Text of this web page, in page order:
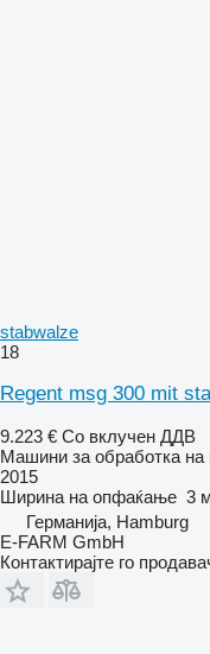
stabwalze
18
Regent msg 300 mit
9.223 € Со вклучен ДДВ
Машини за обработка на
2015
Ширина на опфаќање 3
Германија, Hamburg
E-FARM GmbH
Контактирајте го